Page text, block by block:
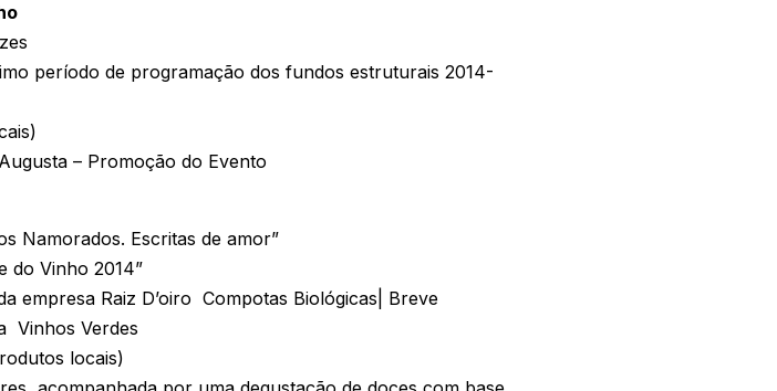
período de programação dos fundos estruturais 2014-
– Promoção do Evento
Namorados. Escritas de amor”
do Vinho 2014”
Raiz D’oiro  Compotas Biológicas| Breve
Vinhos Verdes
locais)